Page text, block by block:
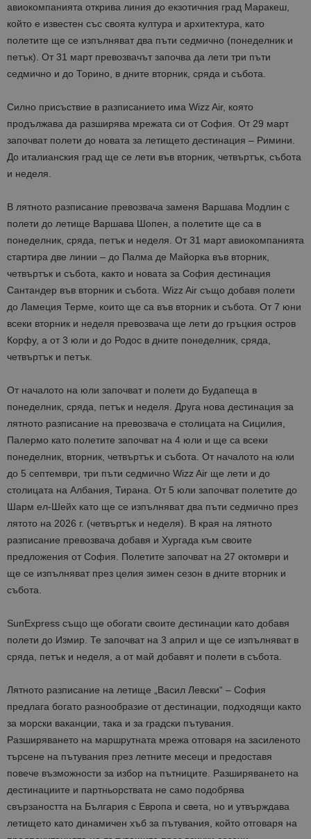
авиокомпанията открива линия до екзотичния град Маракеш,
който е известен със своята култура и архитектура, като
полетите ще се изпълняват два пъти седмично (понеделник и
петък). От 31 март превозвачът започва да лети три пъти
седмично и до Торино, в дните вторник, сряда и събота.
Силно присъствие в разписанието има Wizz Air, която
продължава да разширява мрежата си от София. От 29 март
започват полети до новата за летището дестинация – Римини.
До италианския град ще се лети във вторник, четвъртък, събота
и неделя.
В лятното разписание превозвача заменя Варшава Модлин с
полети до летище Варшава Шопен, а полетите ще са в
понеделник, сряда, петък и неделя. От 31 март авиокомпанията
стартира две линии – до Палма де Майорка във вторник,
четвъртък и събота, както и новата за София дестинация
Сантандер във вторник и събота. Wizz Air също добавя полети
до Ламеция Терме, които ще са във вторник и събота. От 7 юни
всеки вторник и неделя превозвача ще лети до гръцкия остров
Корфу, а от 3 юли и до Родос в дните понеделник, сряда,
четвъртък и петък.
От началото на юли започват и полети до Будапеща в
понеделник, сряда, петък и неделя. Друга нова дестинация за
лятното разписание на превозвача е столицата на Сицилия,
Палермо като полетите започват на 4 юли и ще са всеки
понеделник, вторник, четвъртък и събота. От началото на юли
до 5 септември, три пъти седмично Wizz Air ще лети и до
столицата на Албания, Тирана. От 5 юли започват полетите до
Шарм ел-Шейх като ще се изпълняват два пъти седмично през
лятото на 2026 г. (четвъртък и неделя). В края на лятното
разписание превозвача добавя и Хургада към своите
предложения от София. Полетите започват на 27 октомври и
ще се изпълняват през целия зимен сезон в дните вторник и
събота.
SunExpress също ще обогати своите дестинации като добавя
полети до Измир. Те започват на 3 април и ще се изпълняват в
сряда, петък и неделя, а от май добавят и полети в събота.
Лятното разписание на летище „Васил Левски“ – София
предлага богато разнообразие от дестинации, подходящи както
за морски ваканции, така и за градски пътувания.
Разширяването на маршрутната мрежа отговаря на засиленото
търсене на пътувания през летните месеци и предоставя
повече възможности за избор на пътниците. Разширяването на
дестинациите и партньорствата не само подобрява
свързаността на България с Европа и света, но и утвърждава
летището като динамичен хъб за пътувания, който отговаря на